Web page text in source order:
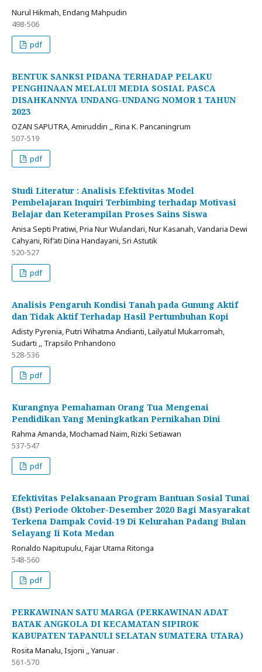
Nurul Hikmah, Endang Mahpudin
498-506
pdf
BENTUK SANKSI PIDANA TERHADAP PELAKU
PENGHINAAN MELALUI MEDIA SOSIAL PASCA
DISAHKANNYA UNDANG-UNDANG NOMOR 1 TAHUN
2023
OZAN SAPUTRA, Amiruddin ,, Rina K. Pancaningrum
507-519
pdf
Studi Literatur : Analisis Efektivitas Model
Pembelajaran Inquiri Terbimbing terhadap Motivasi
Belajar dan Keterampilan Proses Sains Siswa
Anisa Septi Pratiwi, Pria Nur Wulandari, Nur Kasanah, Vandaria Dewi
Cahyani, Rif’ati Dina Handayani, Sri Astutik
520-527
pdf
Analisis Pengaruh Kondisi Tanah pada Gunung Aktif
dan Tidak Aktif Terhadap Hasil Pertumbuhan Kopi
Adisty Pyrenia, Putri Wihatma Andianti, Lailyatul Mukarromah,
Sudarti ,, Trapsilo Prihandono
528-536
pdf
Kurangnya Pemahaman Orang Tua Mengenai
Pendidikan Yang Meningkatkan Pernikahan Dini
Rahma Amanda, Mochamad Naim, Rizki Setiawan
537-547
pdf
Efektivitas Pelaksanaan Program Bantuan Sosial Tunai
(Bst) Periode Oktober-Desember 2020 Bagi Masyarakat
Terkena Dampak Covid-19 Di Kelurahan Padang Bulan
Selayang Ii Kota Medan
Ronaldo Napitupulu, Fajar Utama Ritonga
548-560
pdf
PERKAWINAN SATU MARGA (PERKAWINAN ADAT
BATAK ANGKOLA DI KECAMATAN SIPIROK
KABUPATEN TAPANULI SELATAN SUMATERA UTARA)
Rosita Manalu, Isjoni ,, Yanuar .
561-570